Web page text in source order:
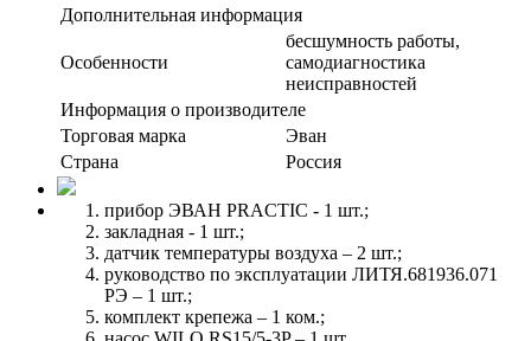
Дополнительная информация
Особенности
бесшумность работы,
самодиагностика
неисправностей
Информация о производителе
Торговая марка
Эван
Страна
Россия
прибор ЭВАН PRACTIC - 1 шт.;
закладная - 1 шт.;
датчик температуры воздуха – 2 шт.;
руководство по эксплуатации ЛИТЯ.681936.071
РЭ – 1 шт.;
комплект крепежа – 1 ком.;